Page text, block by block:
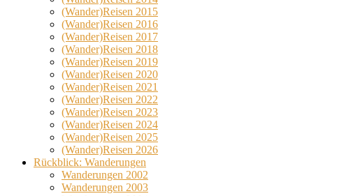
(Wander)Reisen 2015
(Wander)Reisen 2016
(Wander)Reisen 2017
(Wander)Reisen 2018
(Wander)Reisen 2019
(Wander)Reisen 2020
(Wander)Reisen 2021
(Wander)Reisen 2022
(Wander)Reisen 2023
(Wander)Reisen 2024
(Wander)Reisen 2025
(Wander)Reisen 2026
Rückblick: Wanderungen
Wanderungen 2002
Wanderungen 2003